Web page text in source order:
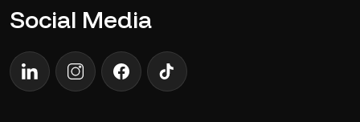
Social Media
LinkedInInstagramFacebookTikTok